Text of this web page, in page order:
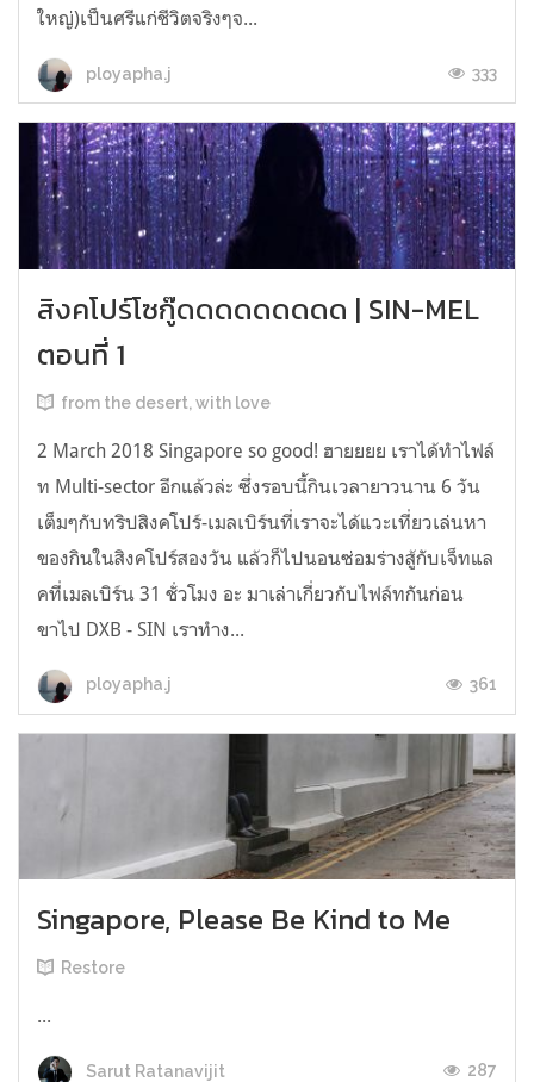
ใหญ่)เป็นศรีแก่ชีวิตจริงๆจ...
ployapha.j 333
สิงคโปร์โซกู๊ดดดดดดดดด | SIN-MEL
ตอนที่ 1
from the desert, with love
2 March 2018 Singapore so good! ฮายยยย เราได้ทำไฟล์
ท Multi-sector อีกแล้วล่ะ ซึ่งรอบนี้กินเวลายาวนาน 6 วัน
เต็มๆกับทริปสิงคโปร์-เมลเบิร์นที่เราจะได้แวะเที่ยวเล่นหา
ของกินในสิงคโปร์สองวัน แล้วก็ไปนอนซ่อมร่างสู้กับเจ็ทแล
คที่เมลเบิร์น 31 ชั่วโมง อะ มาเล่าเกี่ยวกับไฟล์ทกันก่อน
ขาไป DXB - SIN เราทำง...
ployapha.j 361
Singapore, Please Be Kind to Me
Restore
...
Sarut Ratanavijit 287